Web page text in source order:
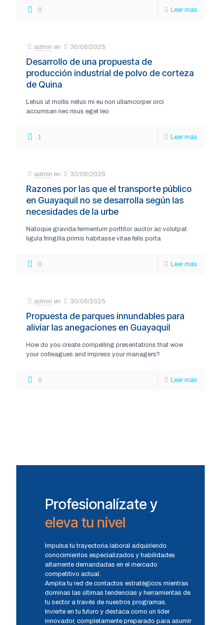
0 Leer más
admin en 30/06/2025
Desarrollo de una propuesta de
producción industrial de polvo de corteza
de Quina
Letius ut mollis netus mi eu non ullamcorper orci
accumsan nec risus eget leo
1 Leer más
admin en 30/06/2025
Razones por las que el transporte público
en Guayaquil no se desarrolla según las
necesidades de la urbe
Natoque gravida fermentum porttitor auctor ac volutpat
ligula fringilla primis habitasse vitae felis porta
0 Leer más
admin en 30/06/2025
Propuesta de parques innundables para
aliviar las anegaciones en Guayaquil
How do you create compelling presentations that wow
your colleagues and impress your managers?
0 Leer más
Profesionalízate y
eleva tu nivel
Impulsa tu trayectoria laboral adquiriendo
conocimientos especializados y habilidades
altamente demandadas en el mercado
competitivo actual.
Amplía tu red de contactos estratégicos mientras
dominas las últimas tendencias y herramientas de
tu sector a través de nuestros programas.
Invierte en tu futuro y destaca como un líder
innovador, completamente preparado para asumir